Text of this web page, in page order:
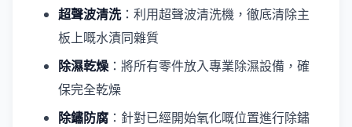
超聲波清洗：利用超聲波清洗機，徹底清除主
板上嘅水漬同雜質
除濕乾燥 ：將所有零件放入專業除濕設備，確
保完全乾燥
除鏽防腐 ：針對已經開始氧化嘅位置進行除鏽